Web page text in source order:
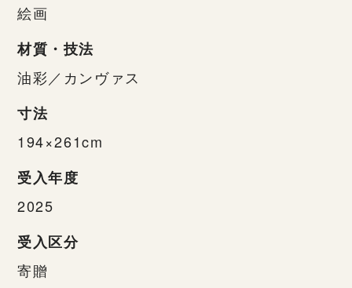
絵画
材質・技法
油彩／カンヴァス
寸法
194×261cm
受入年度
2025
受入区分
寄贈